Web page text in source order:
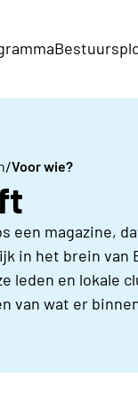
/Voor wie?
een magazine,
in het brein van
leden en lokale
van wat er